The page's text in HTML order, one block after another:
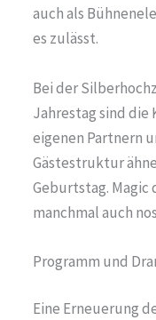
auch als
es zulässt.
Bei der
Jahrestag sind die
eigenen Partnern
Gästestruktur
Geburtstag. Magic
manchmal auch
Programm und
Eine Erneuerung